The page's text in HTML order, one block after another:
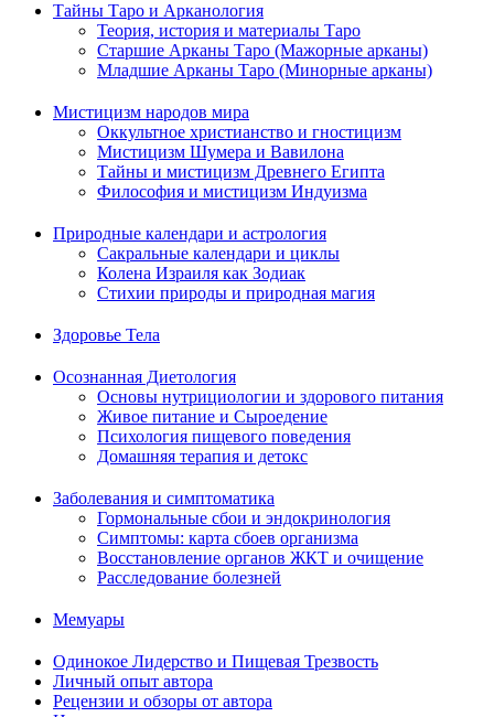
Тайны Таро и Арканология
Теория, история и материалы Таро
Старшие Арканы Таро (Мажорные арканы)
Младшие Арканы Таро (Минорные арканы)
Мистицизм народов мира
Оккультное христианство и гностицизм
Мистицизм Шумера и Вавилона
Тайны и мистицизм Древнего Египта
Философия и мистицизм Индуизма
Природные календари и астрология
Сакральные календари и циклы
Колена Израиля как Зодиак
Стихии природы и природная магия
Здоровье Тела
Осознанная Диетология
Основы нутрициологии и здорового питания
Живое питание и Сыроедение
Психология пищевого поведения
Домашняя терапия и детокс
Заболевания и симптоматика
Гормональные сбои и эндокринология
Симптомы: карта сбоев организма
Восстановление органов ЖКТ и очищение
Расследование болезней
Мемуары
Одинокое Лидерство и Пищевая Трезвость
Личный опыт автора
Рецензии и обзоры от автора